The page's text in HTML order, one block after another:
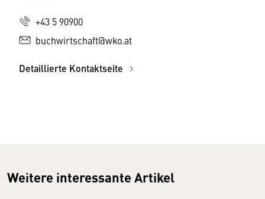
+43 5 90900
buchwirtschaft@wko.at
Detaillierte Kontaktseite
Weitere interessante Artikel